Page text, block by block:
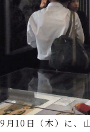
9月10日（木）に、